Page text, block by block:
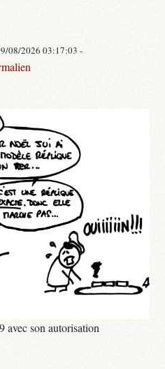
08/2026 03:17:03 -
avec son autorisation